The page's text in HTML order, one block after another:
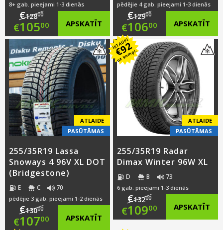
8+ gab. pieejami 1-3 dienās
€12800
Original
price
was:
€128.00.
€10500
Current
price
is:
€105.00.
APSKATĪT
pēdējie 4 gab. pieejami 1-3 dienās
€12900
Original
price
was:
€129.00.
€10600
Current
price
is:
€106.00.
APSKATĪT
ATLAIDE
PASŪTĀMAS
255/35R19 Lassa
Snoways 4 96V XL DOT
(Bridgestone)
E C 70
pēdējie 3 gab. pieejami 1-2 dienās
€13000
Original
€10700 APSKATĪT
IETAUPI
€92
uz kompl.
ATLAIDE
PASŪTĀMAS
255/35R19 Radar
Dimax Winter 96W XL
D B 73
6 gab. pieejami 1-3 dienās
€13200
Original
€10900 APSKATĪT